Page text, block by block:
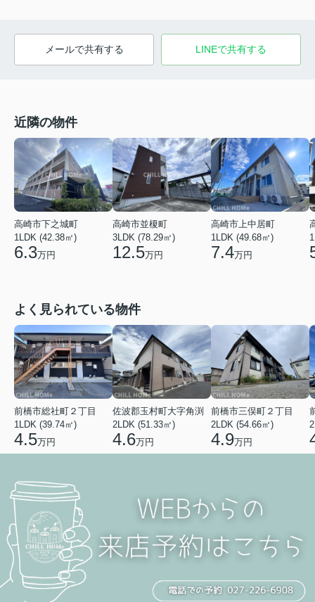
メールで共有する LINEで共有する
近隣の物件
高崎市下之城町
1LDK (42.38㎡)
6.3万円
高崎市並榎町
3LDK (78.29㎡)
12.5万円
高崎市上中居町
1LDK (49.68㎡)
7.4万円
よく見られている物件
前橋市総社町２丁目
1LDK (39.74㎡)
4.5万円
佐波郡玉村町大字角渕
2LDK (51.33㎡)
4.6万円
前橋市三俣町２丁目
2LDK (54.66㎡)
4.9万円